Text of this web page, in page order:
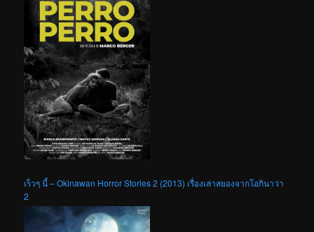
เร็วๆ นี้ – Okinawan Horror Stories 2 (2013) เรื่องเล่าสยองจากโอกินาว่า
2